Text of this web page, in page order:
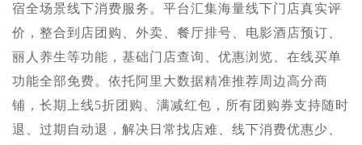
宿全场景线下消费服务。平台汇集海量线下门店真实评
价，整合到店团购、外卖、餐厅排号、电影酒店预订、
丽人养生等功能，基础门店查询、优惠浏览、在线买单
功能全部免费。依托阿里大数据精准推荐周边高分商
铺，长期上线5折团购、满减红包，所有团购券支持随时
退、过期自动退，解决日常找店难、线下消费优惠少、